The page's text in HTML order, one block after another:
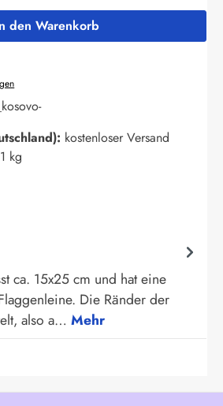
den Warenkorb
kostenloser Versand
kg
ca. 15x25 cm und hat eine
Die Ränder der
also a… Mehr